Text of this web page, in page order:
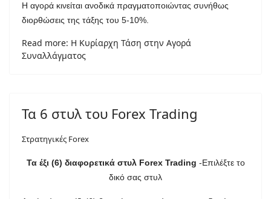
Η αγορά κινείται ανοδικά πραγματοποιώντας συνήθως
διορθώσεις της τάξης του 5-10%.
Read more: Η Κυρίαρχη Τάση στην Αγορά
Συναλλάγματος
Τα 6 στυλ του Forex Trading
Στρατηγικές Forex
Τα έξι (6) διαφορετικά στυλ Forex Trading -Επιλέξτε το
δικό σας στυλ